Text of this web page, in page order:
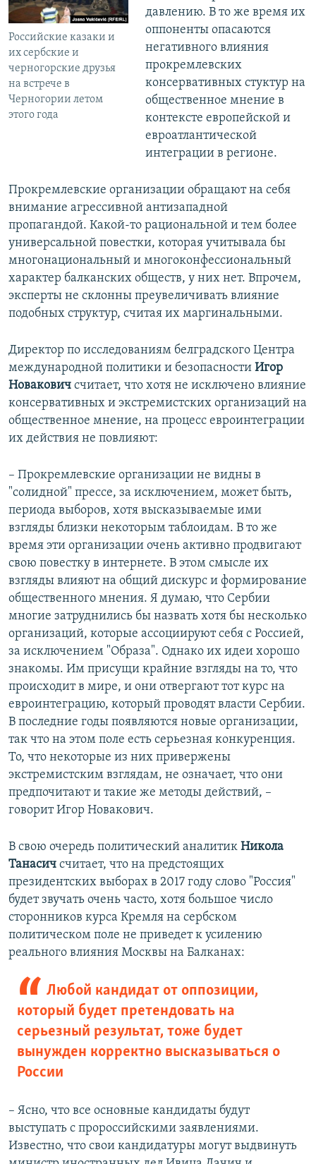
Российские казаки и
их сербские и
черногорские друзья
на встрече в
Черногории летом
этого года
давлению. В то же время их
оппоненты опасаются
негативного влияния
прокремлевских
консервативных стуктур на
общественное мнение в
контексте европейской и
евроатлантической
интеграции в регионе.
Прокремлевские организации обращают на себя
внимание агрессивной антизападной
пропагандой. Какой-то рациональной и тем более
универсальной повестки, которая учитывала бы
многонациональный и многоконфессиональный
характер балканских обществ, у них нет. Впрочем,
эксперты не склонны преувеличивать влияние
подобных структур, считая их маргинальными.
Директор по исследованиям белградского Центра
международной политики и безопасности Игор
Новакович считает, что хотя не исключено влияние
консервативных и экстремистских организаций на
общественное мнение, на процесс евроинтеграции
их действия не повлияют:
– Прокремлевские организации не видны в
"солидной" прессе, за исключением, может быть,
периода выборов, хотя высказываемые ими
взгляды близки некоторым таблоидам. В то же
время эти организации очень активно продвигают
свою повестку в интернете. В этом смысле их
взгляды влияют на общий дискурс и формирование
общественного мнения. Я думаю, что Сербии
многие затруднились бы назвать хотя бы несколько
организаций, которые ассоциируют себя с Россией,
за исключением "Образа". Однако их идеи хорошо
знакомы. Им присущи крайние взгляды на то, что
происходит в мире, и они отвергают тот курс на
евроинтеграцию, который проводят власти Сербии.
В последние годы появляются новые организации,
так что на этом поле есть серьезная конкуренция.
То, что некоторые из них привержены
экстремистским взглядам, не означает, что они
предпочитают и такие же методы действий, –
говорит Игор Новакович.
В свою очередь политический аналитик Никола
Танасич считает, что на предстоящих
президентских выборах в 2017 году слово "Россия"
будет звучать очень часто, хотя большое число
сторонников курса Кремля на сербском
политическом поле не приведет к усилению
реального влияния Москвы на Балканах:
Любой кандидат от оппозиции,
который будет претендовать на
серьезный результат, тоже будет
вынужден корректно высказываться о
России
– Ясно, что все основные кандидаты будут
выступать с пророссийскими заявлениями.
Известно, что свои кандидатуры могут выдвинуть